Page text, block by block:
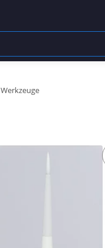
Werkzeuge